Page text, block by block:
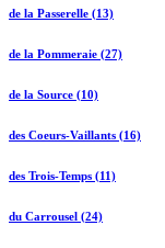
de la Passerelle (13)
de la Pommeraie (27)
de la Source (10)
des Coeurs-Vaillants (16)
des Trois-Temps (11)
du Carrousel (24)